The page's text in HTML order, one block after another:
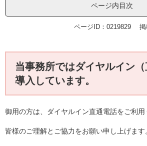
ページ内目次
ページID：0219829
当事務所ではダイヤルイン
導入しています。
御用の方は、ダイヤルイン直通電話をご利用
皆様のご理解とご協力をお願い申し上げます